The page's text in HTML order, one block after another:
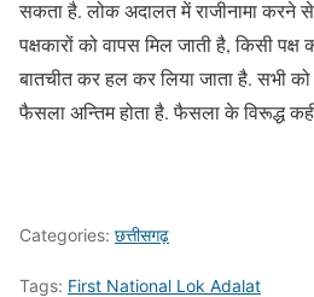
सकता है. लोक अदालत में राजीनामा करने से
पक्षकारों को वापस मिल जाती है, किसी पक्ष
बातचीत कर हल कर लिया जाता है. सभी
फैसला अन्तिम होता है. फैसला के विरूद्ध
Categories: छत्तीसगढ़
Tags: First National Lok Adalat